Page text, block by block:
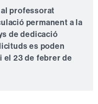
professorat
permanent a la
de dedicació
es poden
el 23 de febrer de